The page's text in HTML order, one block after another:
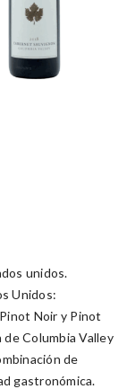
unidos.
Unidos:
Noir y Pinot
Columbia Valley
de
gastronómica.